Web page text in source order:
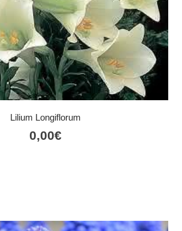
Lilium Longiflorum
0,00€